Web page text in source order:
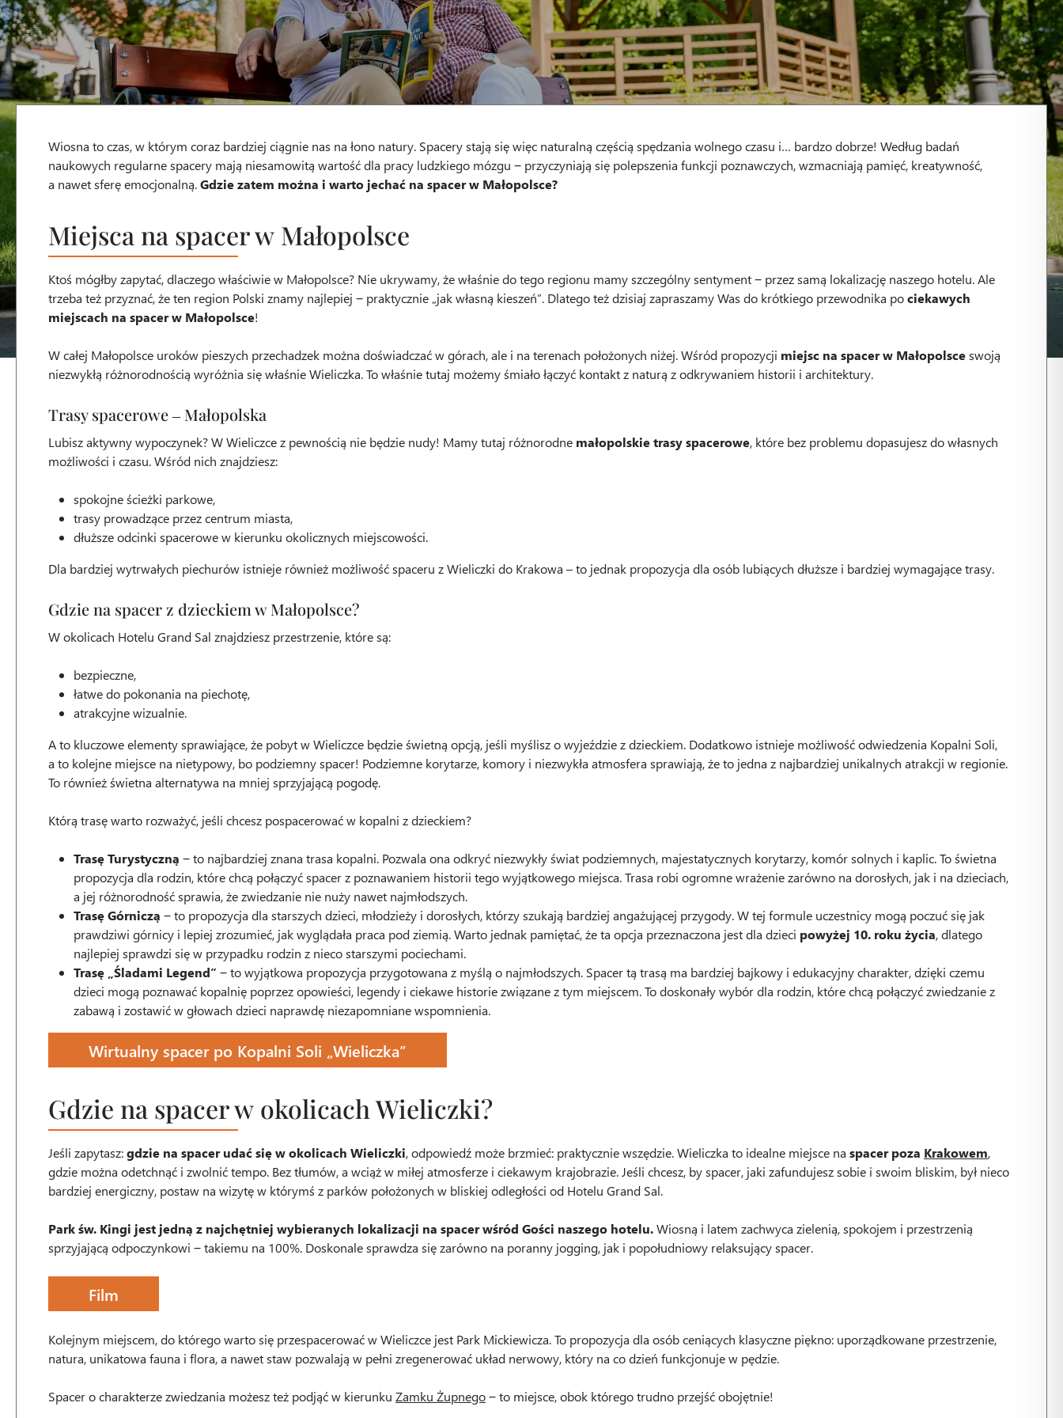
Wiosna to czas, w którym coraz bardziej ciągnie nas na łono natury. Spacery stają się więc naturalną częścią spędzania wolnego czasu i… bardzo dobrze! Według badań
naukowych regularne spacery mają niesamowitą wartość dla pracy ludzkiego mózgu ‒ przyczyniają się polepszenia funkcji poznawczych, wzmacniają pamięć, kreatywność,
a nawet sferę emocjonalną.Gdzie zatem można i warto jechać na spacer w Małopolsce?
Miejsca na spacer w Małopolsce
Ktoś mógłby zapytać, dlaczego właściwie w Małopolsce? Nie ukrywamy, że właśnie do tego regionu mamy szczególny sentyment ‒ przez samą lokalizację naszego hotelu. Ale
trzeba też przyznać, że ten region Polski znamy najlepiej ‒ praktycznie „jak własną kieszeń”. Dlatego też dzisiaj zapraszamy Was do krótkiego przewodnika pociekawych
miejscach na spacer w Małopolsce!
W całej Małopolsce uroków pieszych przechadzek można doświadczać w górach, ale i na terenach położonych niżej. Wśród propozycji miejsc na spacer w Małopolsceswoją
niezwykłą różnorodnością wyróżnia się właśnie Wieliczka. To właśnie tutaj możemy śmiało łączyć kontakt z naturą z odkrywaniem historii i architektury.
Trasy spacerowe ‒ Małopolska
Lubisz aktywny wypoczynek? W Wieliczce z pewnością nie będzie nudy! Mamy tutaj różnorodne małopolskie trasy spacerowe, które bez problemu dopasujesz do własnych
możliwości i czasu. Wśród nich znajdziesz:
spokojne ścieżki parkowe,
trasy prowadzące przez centrum miasta,
dłuższe odcinki spacerowe w kierunku okolicznych miejscowości.
Dla bardziej wytrwałych piechurów istnieje również możliwość spaceru z Wieliczki do Krakowa – to jednak propozycja dla osób lubiących dłuższe i bardziej wymagające trasy.
Gdzie na spacer z dzieckiem w Małopolsce?
W okolicach Hotelu Grand Sal znajdziesz przestrzenie, które są:
bezpieczne,
łatwe do pokonania na piechotę,
atrakcyjne wizualnie.
A to kluczowe elementy sprawiające, że pobyt w Wieliczce będzie świetną opcją, jeśli myślisz o wyjeździe z dzieckiem. Dodatkowo istnieje możliwość odwiedzenia Kopalni Soli,
a to kolejne miejsce na nietypowy, bo podziemny spacer! Podziemne korytarze, komory i niezwykła atmosfera sprawiają, że to jedna z najbardziej unikalnych atrakcji w regionie.
To również świetna alternatywa na mniej sprzyjającą pogodę.
Którą trasę warto rozważyć, jeśli chcesz pospacerować w kopalni z dzieckiem?
Trasę Turystyczną ‒ to najbardziej znana trasa kopalni. Pozwala ona odkryć niezwykły świat podziemnych, majestatycznych korytarzy, komór solnych i kaplic. To świetna
propozycja dla rodzin, które chcą połączyć spacer z poznawaniem historii tego wyjątkowego miejsca. Trasa robi ogromne wrażenie zarówno na dorosłych, jak i na dzieciach,
a jej różnorodność sprawia, że zwiedzanie nie nuży nawet najmłodszych.
Trasę Górniczą ‒ to propozycja dla starszych dzieci, młodzieży i dorosłych, którzy szukają bardziej angażującej przygody. W tej formule uczestnicy mogą poczuć się jak
prawdziwi górnicy i lepiej zrozumieć, jak wyglądała praca pod ziemią. Warto jednak pamiętać, że ta opcja przeznaczona jest dla dzieci powyżej 10. roku życia, dlatego
najlepiej sprawdzi się w przypadku rodzin z nieco starszymi pociechami.
Trasę „Śladami Legend” ‒ to wyjątkowa propozycja przygotowana z myślą o najmłodszych. Spacer tą trasą ma bardziej bajkowy i edukacyjny charakter, dzięki czemu
dzieci mogą poznawać kopalnię poprzez opowieści, legendy i ciekawe historie związane z tym miejscem. To doskonały wybór dla rodzin, które chcą połączyć zwiedzanie z
zabawą i zostawić w głowach dzieci naprawdę niezapomniane wspomnienia.
Wirtualny spacer po Kopalni Soli „Wieliczka”
Gdzie na spacer w okolicach Wieliczki?
Jeśli zapytasz:gdzie na spacer udać się w okolicach Wieliczki, odpowiedź może brzmieć: praktycznie wszędzie. Wieliczka to idealne miejsce na spacer poza Krakowem,
gdzie można odetchnąć i zwolnić tempo. Bez tłumów, a wciąż w miłej atmosferze i ciekawym krajobrazie. Jeśli chcesz, by spacer, jaki zafundujesz sobie i swoim bliskim, był nieco
bardziej energiczny, postaw na wizytę w którymś z parków położonych w bliskiej odległości od Hotelu Grand Sal.
Park św. Kingi jest jedną z najchętniej wybieranych lokalizacji na spacer wśród Gości naszego hotelu.Wiosną i latem zachwyca zielenią, spokojem i przestrzenią
sprzyjającą odpoczynkowi ‒ takiemu na 100%. Doskonale sprawdza się zarówno na poranny jogging, jak i popołudniowy relaksujący spacer.
Film
Kolejnym miejscem, do którego warto się przespacerować w Wieliczce jest Park Mickiewicza. To propozycja dla osób ceniących klasyczne piękno: uporządkowane przestrzenie,
natura, unikatowa fauna i flora, a nawet staw pozwalają w pełni zregenerować układ nerwowy, który na co dzień funkcjonuje w pędzie.
Spacer o charakterze zwiedzania możesz też podjąć w kierunku Zamku Żupnego‒ to miejsce, obok którego trudno przejść obojętnie!